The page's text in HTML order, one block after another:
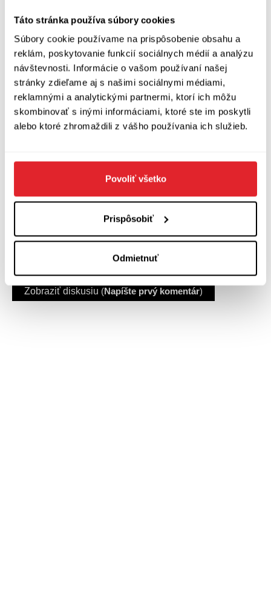
Táto stránka používa súbory cookies
Súbory cookie používame na prispôsobenie obsahu a
reklám, poskytovanie funkcií sociálnych médií a analýzu
návštevnosti. Informácie o vašom používaní našej
stránky zdieľame aj s našimi sociálnymi médiami,
reklamnými a analytickými partnermi, ktorí ich môžu
skombinovať s inými informáciami, ktoré ste im poskytli
alebo ktoré zhromaždili z vášho používania ich služieb.
Povoliť všetko
Prispôsobiť
Odmietnuť
názoroch sa nemáme možnosť len tak ľahko
dozvedieť, určite by tu bol potenciál na ďalšie
témy. Dobrý dojem však určite robí množstvo
sprievodných fotografií, väčšinou z divadelných
predstavení, ale aj zo súkromia a z verejného
života. Pre priaznivcov slovenskej kultúry a
špeciálne divadelného a filmového umenia je
však potrebné zdôrazniť, že v nemalej miere sa o
to pričinil svojimi otázkami sám Ján Štrasser.
Ján Štrasser: Som Richard Stanke
N Press, 2023
Zobraziť diskusiu (Napíšte prvý komentár)